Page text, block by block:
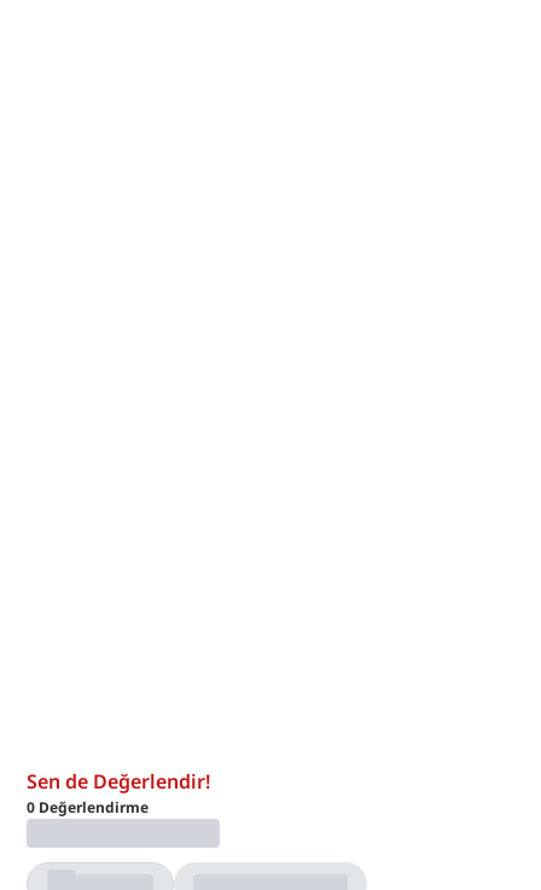
Sen de Değerlendir!
0 Değerlendirme